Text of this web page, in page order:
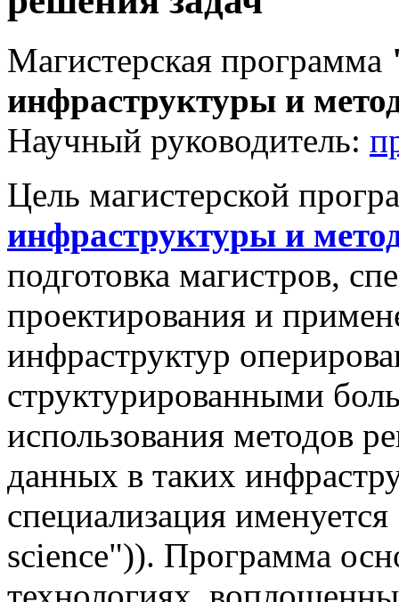
Магистерская программа
инфраструктуры и
Научный руководитель:
Цель магистерской
инфраструктуры и
подготовка магистров,
проектирования и
инфраструктур
структурированными
использования методов
данных в таких
специализация
science")). Программа